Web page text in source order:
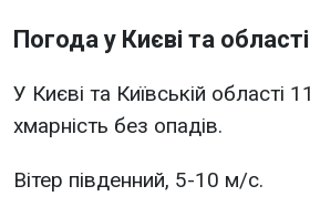
Погода у Києві та області
У Києві та Київській області
хмарність без опадів.
Вітер південний, 5-10 м/с.